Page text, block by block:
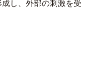
し、外部の刺激を受